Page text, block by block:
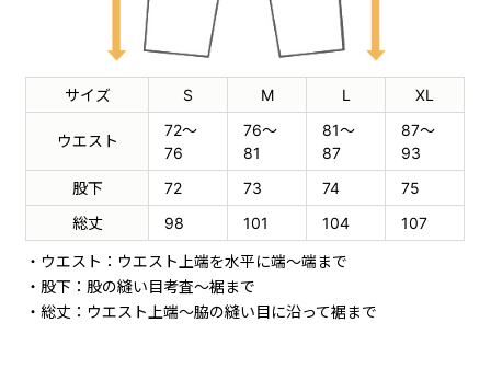
サイズ S M L XL
ウエスト
72～
76
76～
81
81～
87
87～
93
股下
72 73 74
75
総丈
98 101 104 107
ウエスト：ウエスト上端を水平に端～端まで
股下：股の縫い目考査～裾まで
総丈：ウエスト上端～脇の縫い目に沿って裾まで